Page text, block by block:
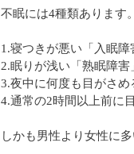
不眠には4種類あります。
1.寝つきが悪い「入眠障
2.眠りが浅い「熟眠障害
3.夜中に何度も目がさめ
4.通常の2時間以上前に
しかも男性より女性に多